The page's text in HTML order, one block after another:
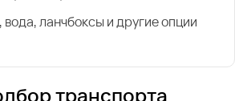
ланчбоксы и другие опции
транспорта